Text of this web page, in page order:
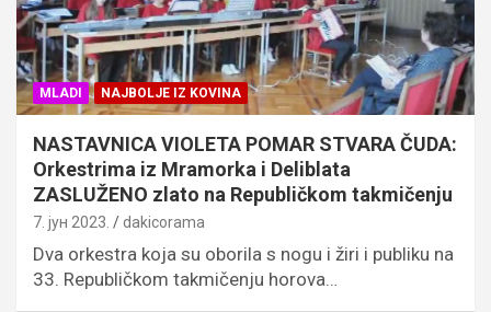
MLADI NAJBOLJE IZ KOVINA
NASTAVNICA VIOLETA POMAR STVARA ČUDA:
Orkestrima iz Mramorka i Deliblata
ZASLUŽENO zlato na Republičkom takmičenju
7. јун 2023. dakicorama
Dva orkestra koja su oborila s nogu i žiri i publiku na
33. Republičkom takmičenju horova…